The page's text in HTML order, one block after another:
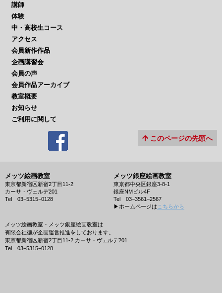
講師
体験
中・高校生コース
アクセス
会員新作作品
企画講習会
会員の声
会員作品アーカイブ
教室概要
お知らせ
ご利用に関して
このページの先頭へ
メッツ絵画教室
東京都新宿区新宿2丁目11-2
カーサ・ヴェルデ201
Tel 03−5315−0128
メッツ銀座絵画教室
東京都中央区銀座3-8-1
銀座NMビル4F
Tel 03−3561−2567
▶︎ホームページは こちらから
メッツ絵画教室・メッツ銀座絵画教室は
有限会社徳が企画運営推進をしております。
東京都新宿区新宿2丁目11-2 カーサ・ヴェルデ201
Tel 03−5315−0128